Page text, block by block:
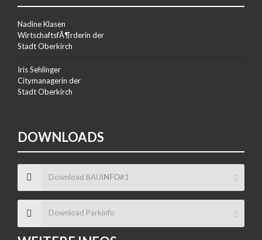
Nadine Klasen
WirtschaftsfÃ¶rderin der
Stadt Oberkirch
Iris Sehlinger
Citymanagerin der
Stadt Oberkirch
DOWNLOADS
Download BAUINFO#1
Download Parkinfo